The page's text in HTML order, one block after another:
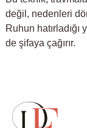
değil, nedenleri
Ruhun
de şifaya çağırır.